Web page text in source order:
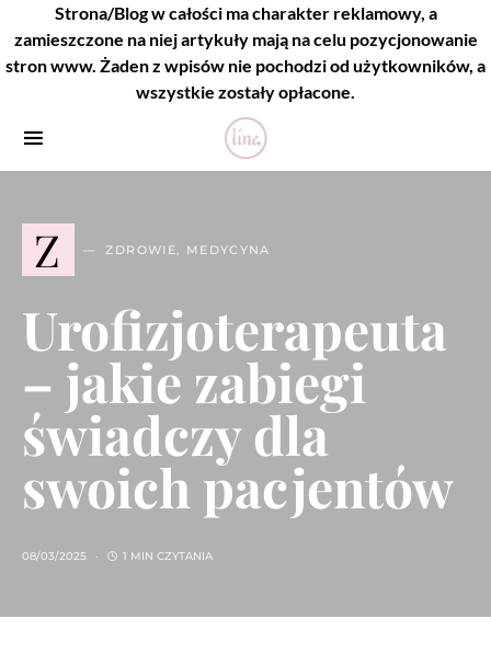
Strona/Blog w całości ma charakter reklamowy, a
zamieszczone na niej artykuły mają na celu pozycjonowanie
stron www. Żaden z wpisów nie pochodzi od użytkowników, a
wszystkie zostały opłacone.
Z ZDROWIE, MEDYCYNA
Urofizjoterapeuta
– jakie zabiegi
świadczy dla
swoich pacjentów
08/03/2025 1 MIN CZYTANIA